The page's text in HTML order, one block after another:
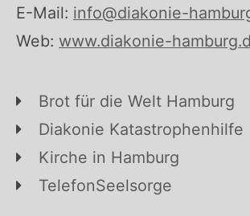
E-Mail: info@diakonie-
Web: www.diakonie-
Brot für die Welt Hamburg
Diakonie Katastrophenhilfe
Kirche in Hamburg
TelefonSeelsorge